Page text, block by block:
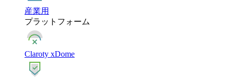
産業用
プラットフォーム
Claroty xDome